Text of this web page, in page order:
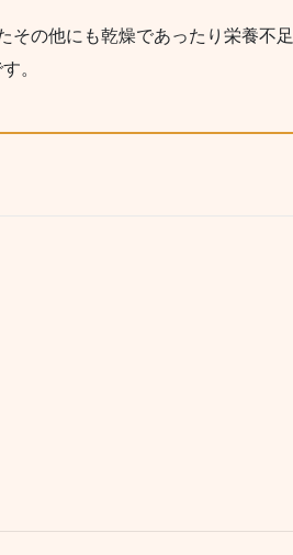
その他にも乾燥であったり栄養不足
。